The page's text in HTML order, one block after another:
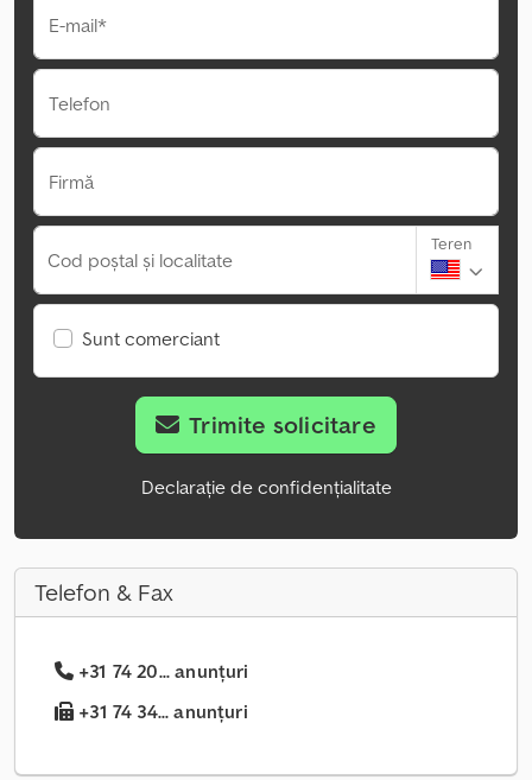
E-mail*
Telefon
Firmă
Cod poștal și localitate
Teren
Sunt comerciant
Trimite solicitare
Declarație de confidențialitate
Telefon & Fax
+31 74 20... anunțuri
+31 74 34... anunțuri